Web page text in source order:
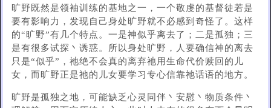
旷野既然是领袖训练的基地之一，一个敬虔的基督徒若是
要有影响力，发现自己身处旷野就不必感到奇怪了。这样
的“旷野”有几个特点。一是神似乎离去了；二是孤独；三
是有很多试探丶诱惑。所以身处旷野，人要确信神的离去
只是“似乎”，祂绝不会真的离弃祂用生命代价赎回的儿
女，而旷野正是祂的儿女要学习专心信靠祂话语的地方。
旷野是孤独之地，可能缺乏心灵同伴丶安慰丶物质条件丶